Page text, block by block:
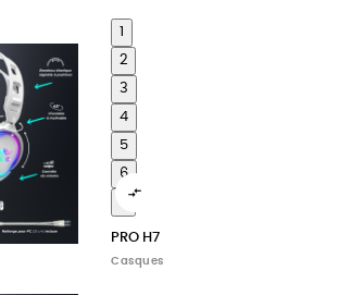
2
3
4
5
6

PRO H7
Casques